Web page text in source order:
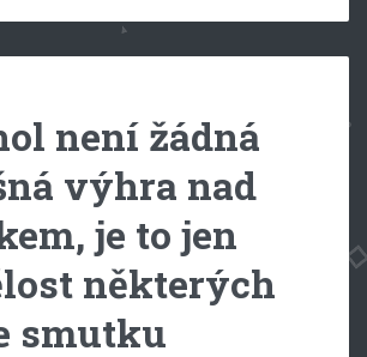
není žádná
výhra nad
je to jen
některých
smutku